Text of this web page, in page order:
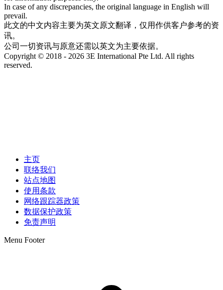
In case of any discrepancies, the original language in English will
prevail.
此文的中文内容主要为英文原文翻译，仅用作供客户参考的资
讯。
公司一切资讯与原意还需以英文为主要依据。
Copyright © 2018 - 2026 3E International Pte Ltd. All rights
reserved.
主页
联络我们
站点地图
使用条款
网络跟踪器政策
数据保护政策
免责声明
Menu Footer